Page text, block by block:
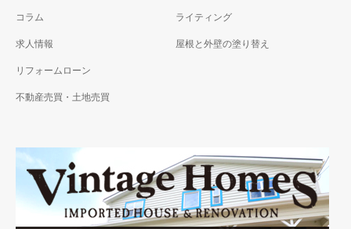
コラム
求人情報
リフォームローン
不動産売買・土地売買
ライティング
屋根と外壁の塗り替え